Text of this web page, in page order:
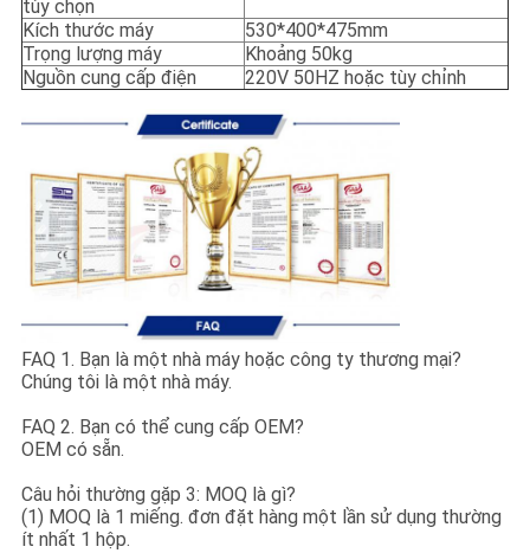
tùy chọn
Kích thước máy
530*400*475mm
Trọng lượng máy
Khoảng 50kg
Nguồn cung cấp điện
220V 50HZ hoặc tùy chỉnh
FAQ 1. Bạn là một nhà máy hoặc công ty thương mại?
Chúng tôi là một nhà máy.
FAQ 2. Bạn có thể cung cấp OEM?
OEM có sẵn.
Câu hỏi thường gặp 3: MOQ là gì?
(1) MOQ là 1 miếng. đơn đặt hàng một lần sử dụng thường
ít nhất 1 hộp.